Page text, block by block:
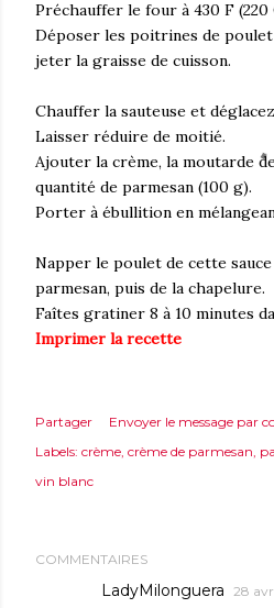
Préchauffer le four à 430 F (220
Déposer les poitrines de
jeter la graisse de cuisson.
Chauffer la sauteuse et
Laisser réduire de moitié.
Ajouter la crème, la moutarde
quantité de parmesan (100 g).
Porter à ébullition en
Napper le poulet de cette
parmesan, puis de la chapelure.
Faîtes gratiner 8 à 10 minutes
Imprimer la recette
Partager
Envoyer le message par
Labels: crème crème de parmesan
vin blanc
COMMENTAIRES
LadyMilonguera 28